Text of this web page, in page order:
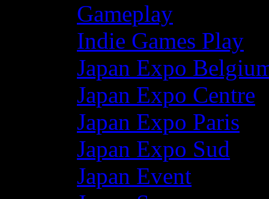
Gameplay
Indie Games Play
Japan Expo
Japan Expo Centre
Japan Expo Paris
Japan Expo Sud
Japan Event